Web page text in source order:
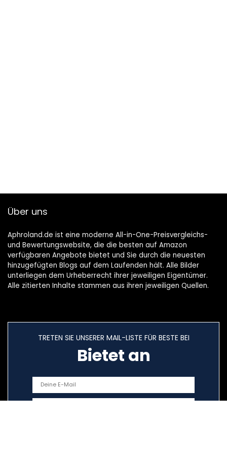
Über uns
Aphroland.de ist eine moderne All-in-One-Preisvergleichs-
und Bewertungswebsite, die die besten auf Amazon
verfügbaren Angebote bietet und Sie durch die neuesten
hinzugefügten Blogs auf dem Laufenden hält. Alle Bilder
unterliegen dem Urheberrecht ihrer jeweiligen Eigentümer.
Alle zitierten Inhalte stammen aus ihren jeweiligen Quellen.
TRETEN SIE UNSERER MAIL-LISTE FÜR BESTE BEI
Bietet an